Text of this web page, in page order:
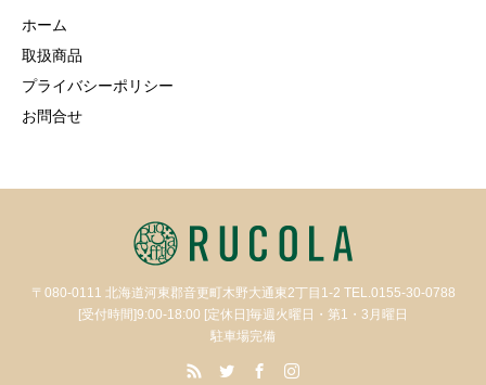
ホーム
取扱商品
プライバシーポリシー
お問合せ
〒080-0111 北海道河東郡音更町木野大通東2丁目1-2 TEL.0155-30-0788
[受付時間]9:00-18:00 [定休日]毎週火曜日・第1・3月曜日
駐車場完備